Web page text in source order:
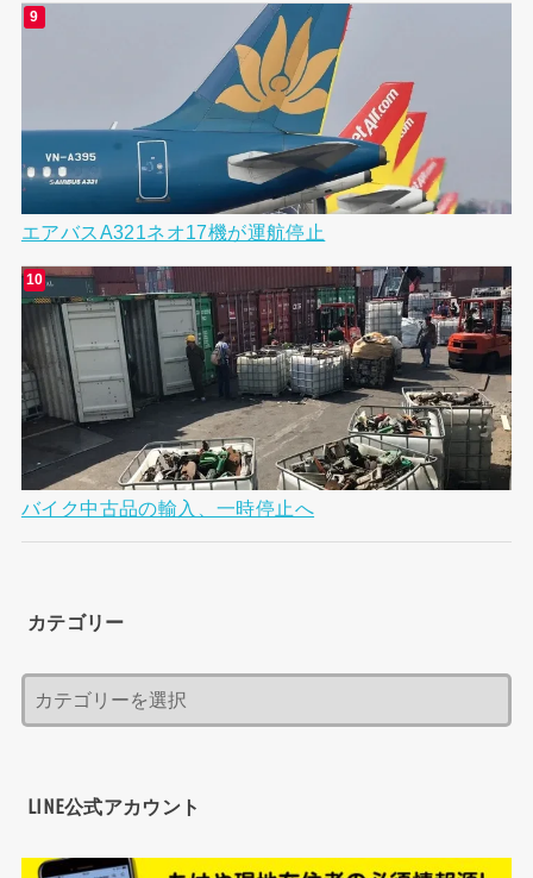
エアバスA321ネオ17機が運航停止
バイク中古品の輸入、一時停止へ
カテゴリー
LINE公式アカウント